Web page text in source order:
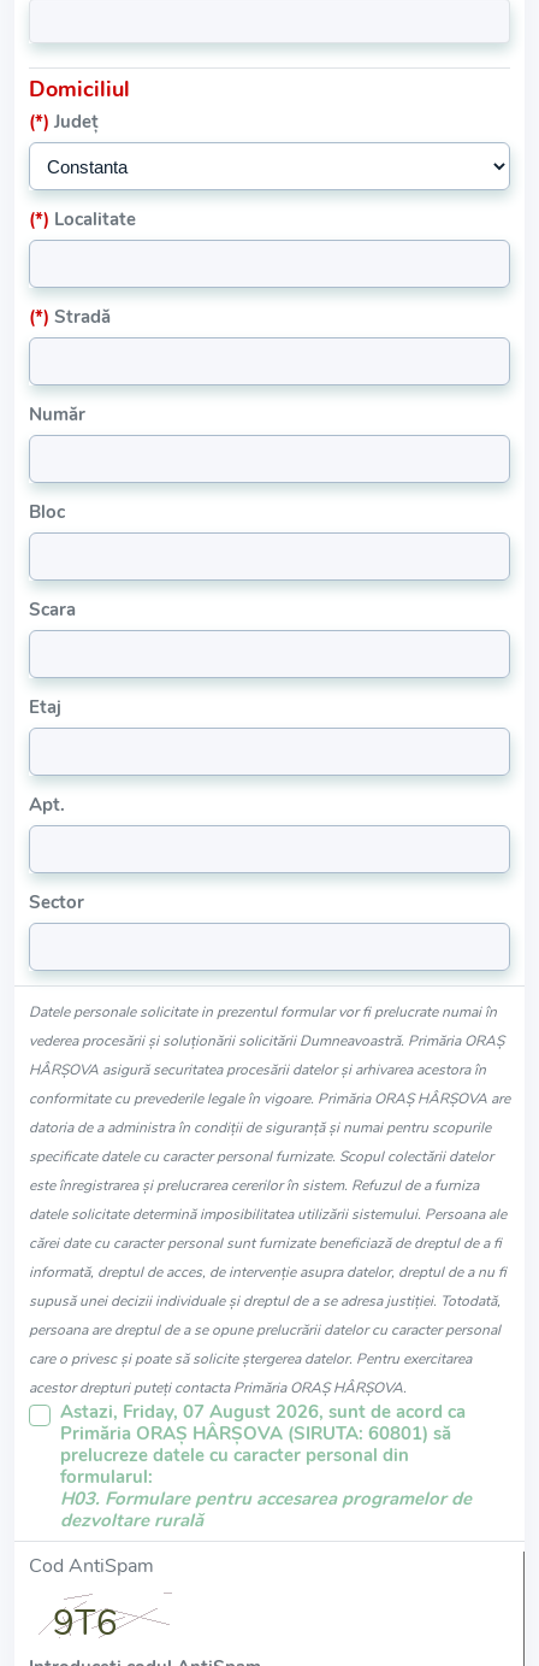
Domiciliul
(*) Județ
(*) Localitate
(*) Stradă
Număr
Bloc
Scara
Etaj
Apt.
Sector
Datele personale solicitate in prezentul formular vor fi prelucrate numai în
vederea procesării și soluționării solicitării Dumneavoastră. Primăria ORAŞ
HÂRŞOVA asigură securitatea procesării datelor și arhivarea acestora în
conformitate cu prevederile legale în vigoare. Primăria ORAŞ HÂRŞOVA are
datoria de a administra în condiții de siguranță și numai pentru scopurile
specificate datele cu caracter personal furnizate. Scopul colectării datelor
este înregistrarea și prelucrarea cererilor în sistem. Refuzul de a furniza
datele solicitate determină imposibilitatea utilizării sistemului. Persoana ale
cărei date cu caracter personal sunt furnizate beneficiază de dreptul de a fi
informată, dreptul de acces, de intervenție asupra datelor, dreptul de a nu fi
supusă unei decizii individuale și dreptul de a se adresa justiției. Totodată,
persoana are dreptul de a se opune prelucrării datelor cu caracter personal
care o privesc și poate să solicite ștergerea datelor. Pentru exercitarea
acestor drepturi puteți contacta Primăria ORAŞ HÂRŞOVA.
Astazi, Friday, 07 August 2026, sunt de acord ca
Primăria ORAŞ HÂRŞOVA (SIRUTA: 60801) să
prelucreze datele cu caracter personal din
formularul:
H03. Formulare pentru accesarea programelor de
dezvoltare rurală
Cod AntiSpam